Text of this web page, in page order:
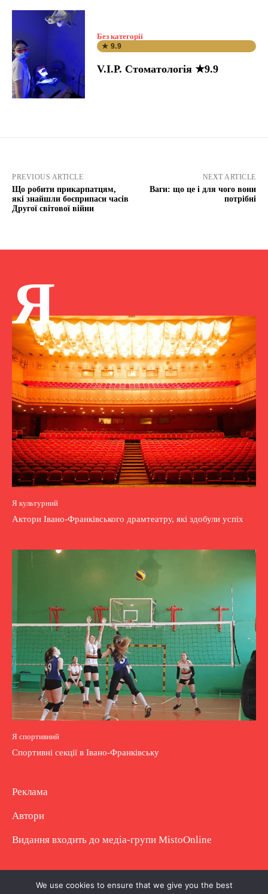
Без категорії
★ 9.9
V.I.P. Стоматологія ★9.9
PREVIOUS ARTICLE
Що робити прикарпатцям,
які знайшли боєприпаси часів
Другої світової війни
NEXT ARTICLE
Ваги: що це і для чого вони
потрібні
Я
Я культурний
Актори Івано-Франківського драмтеатру, які здобули успіх
Я спортивний
Спортивні секції в Івано-Франківську
Реклама
Автори
Видання входить до медіа-групи MistoOnline
Copyright © Повне використання матеріалу
We use cookies to ensure that we give you the best